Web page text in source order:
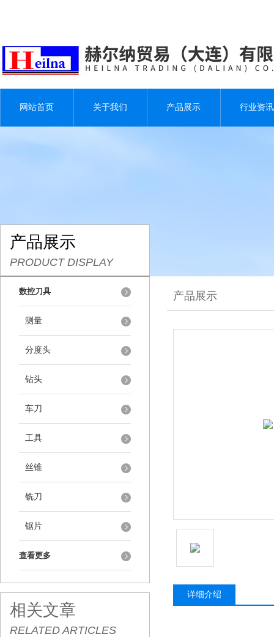
网站首页 关于我们 产品展示 行业资讯
产品展示
PRODUCT DISPLAY
数控刀具
测量
分度头
钻头
车刀
工具
丝锥
铣刀
锯片
查看更多
相关文章
RELATED ARTICLES
产品展示
详细介绍